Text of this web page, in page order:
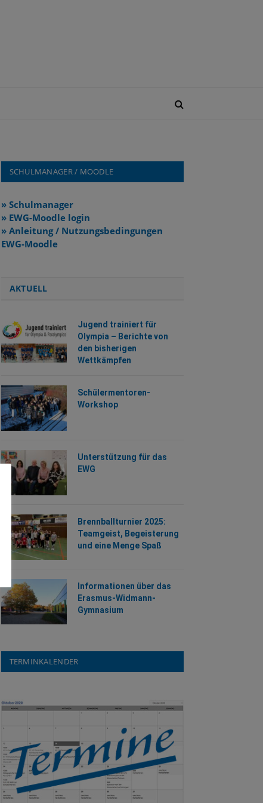
SCHULMANAGER / MOODLE
» Schulmanager
» EWG-Moodle login
» Anleitung / Nutzungsbedingungen
EWG-Moodle
AKTUELL
Jugend trainiert für
Olympia – Berichte von
den bisherigen
Wettkämpfen
Schülermentoren-
Workshop
Unterstützung für das
EWG
Brennballturnier 2025:
Teamgeist, Begeisterung
und eine Menge Spaß
Informationen über das
Erasmus-Widmann-
Gymnasium
TERMINKALENDER